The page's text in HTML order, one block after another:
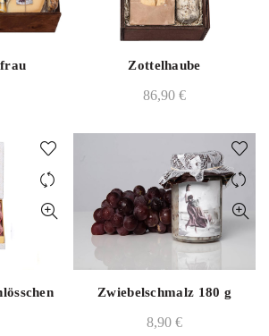
Zottelhaube
86,90 €
Zwiebelschmalz 180 g
8,90 €